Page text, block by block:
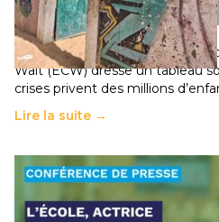
population
11 juillet 2026-National
Un nouveau rapport mondial
Wait (ECW) dresse un tableau
crises privent des millions
Lire la suite →